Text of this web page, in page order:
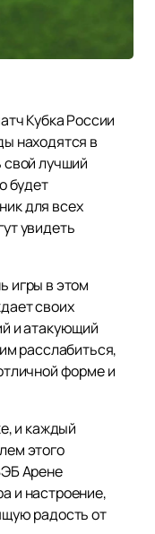
Кубка России
находятся в
лучший
будет
для всех
увидеть
игры в этом
своих
и атакующий
расслабиться,
форме и
и каждый
этого
Арене
и настроение,
радость от